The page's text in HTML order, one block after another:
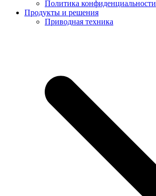
Политика конфиденциальности
Продукты и решения
Приводная техника